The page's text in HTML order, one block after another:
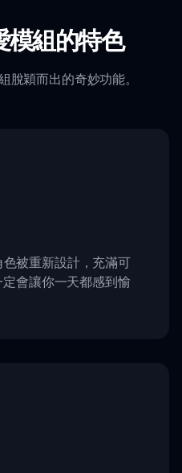
模組的特色
穎而出的奇妙功能。
被重新設計，充滿可
會讓你一天都感到愉